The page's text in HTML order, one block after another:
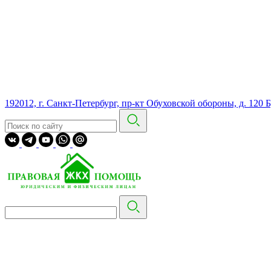
192012, г. Санкт-Петербург, пр-кт Обуховской обороны, д. 120